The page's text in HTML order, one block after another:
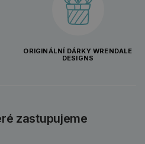
ORIGINÁLNÍ DÁRKY WRENDALE
DESIGNS
zastupujeme